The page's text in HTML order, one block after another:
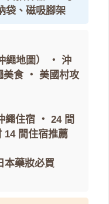
袋、磁吸腳架
繩地圖）
・ 沖
美食・ 美國村攻
繩住宿 ・ 24 間
14 間住宿推薦
本藥妝必買